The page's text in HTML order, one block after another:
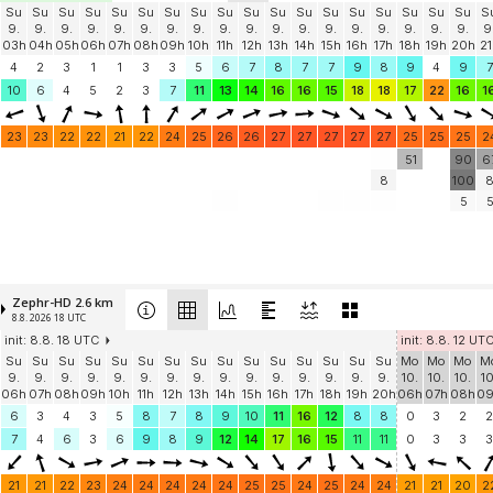
Su
9.
03h
Su
9.
04h
Su
9.
05h
Su
9.
06h
Su
9.
07h
Su
9.
08h
Su
9.
09h
Su
9.
10h
Su
9.
11h
Su
9.
12h
Su
9.
13h
Su
9.
14h
Su
9.
15h
Su
9.
16h
Su
9.
17h
Su
9.
18h
Su
9.
19h
Su
9.
20h
4
2 3 1 1 3 3 5 6 7 8 7 7 9 8 9 4 9
7
10
6 4 5 2 3 7 11 13 14 16 16 15 18 18 17 22 16
23 23 22 22 21 22 24 25 26 26 27 27 27 27 27 25 25 25
8
51
90
100
5
8
5
Zephr-HD 2.6 km
8.8. 2026 18 UTC
init: 8.8. 18 UTC
init: 8.8. 12 UTC
Su
9.
06h
Su
9.
07h
Su
9.
08h
Su
9.
09h
Su
9.
10h
Su
9.
11h
Su
9.
12h
Su
9.
13h
Su
9.
14h
Su
9.
15h
Su
9.
16h
Su
9.
17h
Su
9.
18h
Su
9.
19h
Su
9.
20h
Mo
10.
06h
Mo
10.
07h
Mo
10.
08h
6
3 4 3 5 8 7 8 9 10 11 16 12 8 8 0 3 2
2
7
4 6 3 6 9 8 9 12 14 17 16 15 11 11 0 3 3 3
21 21 22 23 24 24 24 24 24 25 25 24 25 24 24 21 21 20